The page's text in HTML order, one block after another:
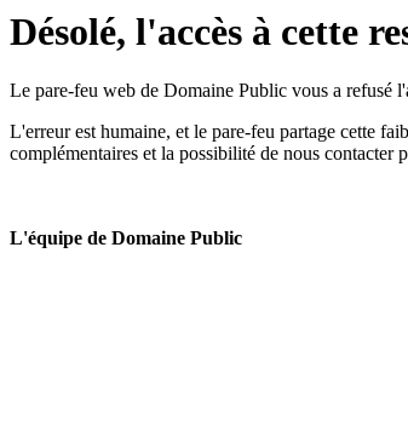
Désolé, l'accès à cette
Le pare-feu web de Domaine Public vous a refusé
L'erreur est humaine, et le pare-feu partage cette
complémentaires et la possibilité de nous contacter
L'équipe de Domaine Public